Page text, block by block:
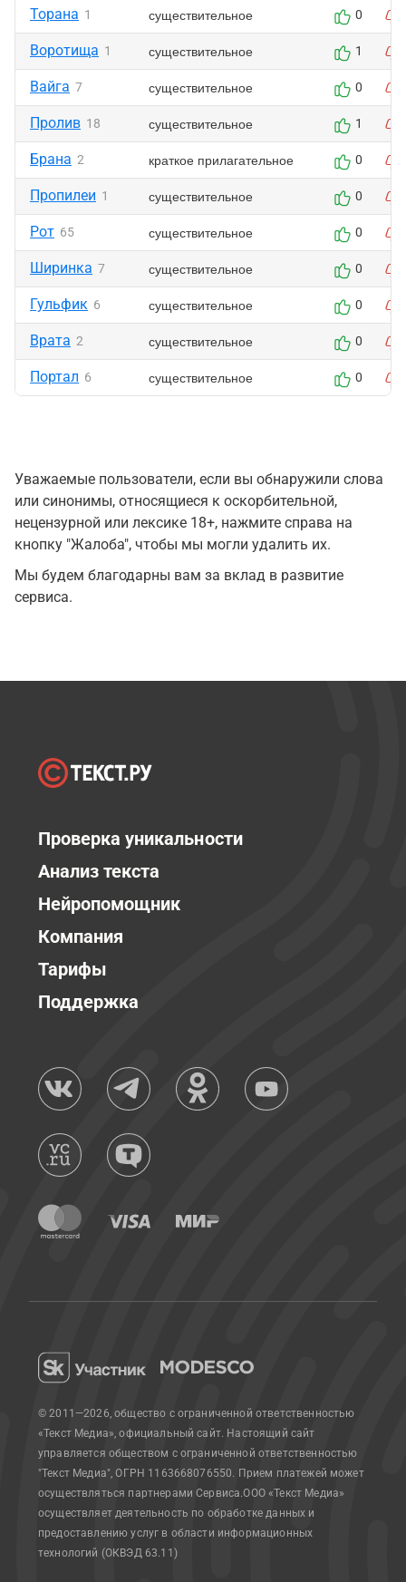
Торана 1 существительное 0
Воротища 1 существительное 1
Вайга 7 существительное 0
Пролив 18 существительное 1
Брана 2 краткое прилагательное 0
Пропилеи 1 существительное 0
Рот 65 существительное 0
Ширинка 7 существительное 0
Гульфик 6 существительное 0
Врата 2 существительное 0
Портал 6 существительное 0
Уважаемые пользователи, если вы обнаружили слова
или синонимы, относящиеся к оскорбительной,
нецензурной или лексике 18+, нажмите справа на
кнопку "Жалоба", чтобы мы могли удалить их.
Мы будем благодарны вам за вклад в развитие
сервиса.
Проверка уникальности
Анализ текста
Нейропомощник
Компания
Тарифы
Поддержка
© 2011—2026, общество с ограниченной ответственностью
«Текст Медиа», официальный сайт. Настоящий сайт
управляется обществом с ограниченной ответственностью
"Текст Медиа", ОГРН 1163668076550. Прием платежей может
осуществляться партнерами Сервиса.ООО «Текст Медиа»
осуществляет деятельность по обработке данных и
предоставлению услуг в области информационных
технологий (ОКВЭД 63.11)